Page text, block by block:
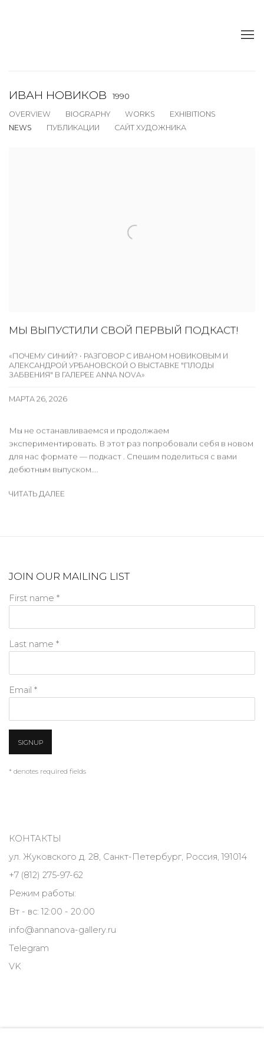
ИВАН НОВИКОВ
1990
OVERVIEW
BIOGRAPHY WORKS
EXHIBITIONS
NEWS
ПУБЛИКАЦИИ САЙТ ХУДОЖНИКА
МЫ ВЫПУСТИЛИ СВОЙ ПЕРВЫЙ ПОДКАСТ!
«ПОЧЕМУ СИНИЙ? • РАЗГОВОР С ИВАНОМ НОВИКОВЫМ И
АЛЕКСАНДРОЙ УРБАНОВСКОЙ О ВЫСТАВКЕ "ПЛОДЫ
ЗАБВЕНИЯ" В ГАЛЕРЕЕ ANNA NOVA»
МАРТА 26, 2026
Мы не останавливаемся и продолжаем
экспериментировать. В этот раз попробовали себя в новом
для нас формате — подкаст . Спешим поделиться с вами
дебютным выпуском....
ЧИТАТЬ ДАЛЕЕ
JOIN OUR MAILING LIST
First name *
Last name *
Email *
SIGNUP
* denotes required fields
КОНТАКТЫ
ул. Жуковского д. 28, Санкт-Петербург, Россия, 191014
+7 (812) 275-97-62
Режим работы:
Вт - вс: 12:00 - 20:00
info@annanova-gallery.ru
Telegram
VK